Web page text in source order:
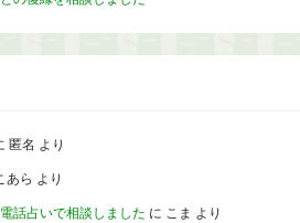
匿名 より
あら より
話占いで相談しました に こま より